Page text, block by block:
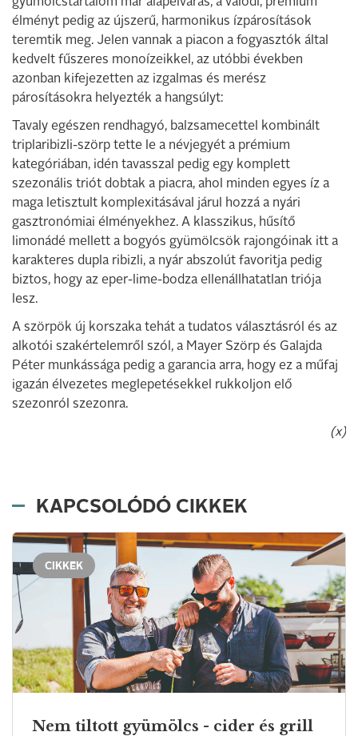
élményt pedig az újszerű, harmonikus ízpárosítások
teremtik meg. Jelen vannak a piacon a fogyasztók által
kedvelt fűszeres monoízeikkel, az utóbbi években
azonban kifejezetten az izgalmas és merész
párosításokra helyezték a hangsúlyt:
Tavaly egészen rendhagyó, balzsamecettel kombinált
triplaribizli-szörp tette le a névjegyét a prémium
kategóriában, idén tavasszal pedig egy komplett
szezonális triót dobtak a piacra, ahol minden egyes íz a
maga letisztult komplexitásával járul hozzá a nyári
gasztronómiai élményekhez. A klasszikus, hűsítő
limonádé mellett a bogyós gyümölcsök rajongóinak itt a
karakteres dupla ribizli, a nyár abszolút favoritja pedig
biztos, hogy az eper-lime-bodza ellenállhatatlan triója
lesz.
A szörpök új korszaka tehát a tudatos választásról és az
alkotói szakértelemről szól, a Mayer Szörp és Galajda
Péter munkássága pedig a garancia arra, hogy ez a műfaj
igazán élvezetes meglepetésekkel rukkoljon elő
szezonról szezonra.
(x)
KAPCSOLÓDÓ CIKKEK
CIKKEK
Nem tiltott gyümölcs - cider és grill